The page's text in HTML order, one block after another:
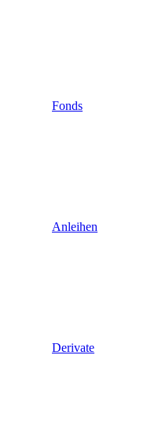
Fonds
Anleihen
Derivate